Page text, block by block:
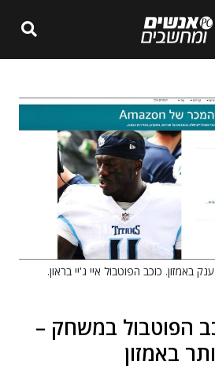
באמזון. כוכב הפוטבול איי ג'יי בראון.
הפוטבול במשחק –
באמזון